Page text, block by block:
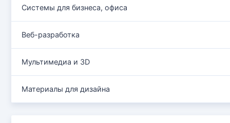
Системы для бизнеса, офиса
Веб-разработка
Мультимедиа и 3D
Материалы для дизайна